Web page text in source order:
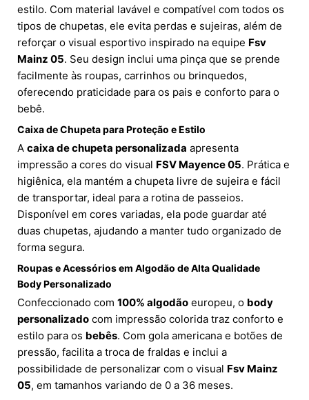
estilo. Com material lavável e compatível com todos os
tipos de chupetas, ele evita perdas e sujeiras, além de
reforçar o visual esportivo inspirado na equipe Fsv
Mainz 05. Seu design inclui uma pinça que se prende
facilmente às roupas, carrinhos ou brinquedos,
oferecendo praticidade para os pais e conforto para o
bebê.
Caixa de Chupeta para Proteção e Estilo
A caixa de chupeta personalizada apresenta
impressão a cores do visual FSV Mayence 05. Prática e
higiênica, ela mantém a chupeta livre de sujeira e fácil
de transportar, ideal para a rotina de passeios.
Disponível em cores variadas, ela pode guardar até
duas chupetas, ajudando a manter tudo organizado de
forma segura.
Roupas e Acessórios em Algodão de Alta Qualidade
Body Personalizado
Confeccionado com 100% algodão europeu, o body
personalizado com impressão colorida traz conforto e
estilo para os bebês. Com gola americana e botões de
pressão, facilita a troca de fraldas e inclui a
possibilidade de personalizar com o visual Fsv Mainz
05, em tamanhos variando de 0 a 36 meses.